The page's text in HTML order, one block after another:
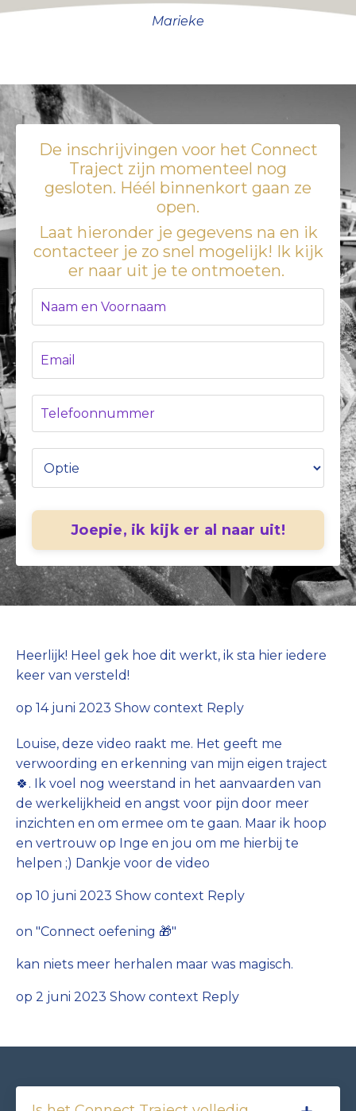
Marieke
De inschrijvingen voor het Connect
Traject zijn momenteel nog
gesloten. Héél binnenkort gaan ze
open.
Laat hieronder je gegevens na en ik
contacteer je zo snel mogelijk! Ik kijk
er naar uit je te ontmoeten.
Joepie, ik kijk er al naar uit!
Heerlijk! Heel gek hoe dit werkt, ik sta hier iedere
keer van versteld!
op 14 juni 2023 Show context Reply
Louise, deze video raakt me. Het geeft me
verwoording en erkenning van mijn eigen traject
🍀. Ik voel nog weerstand in het aanvaarden van
de werkelijkheid en angst voor pijn door meer
inzichten en om ermee om te gaan. Maar ik hoop
en vertrouw op Inge en jou om me hierbij te
helpen ;) Dankje voor de video
op 10 juni 2023 Show context Reply
on "Connect oefening 🎁"
kan niets meer herhalen maar was magisch.
op 2 juni 2023 Show context Reply